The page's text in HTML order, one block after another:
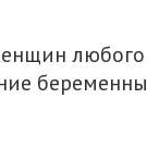
любого